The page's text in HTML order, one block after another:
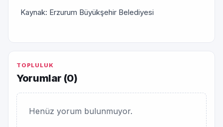
Kaynak: Erzurum Büyükşehir Belediyesi
TOPLULUK
Yorumlar (0)
Henüz yorum bulunmuyor.